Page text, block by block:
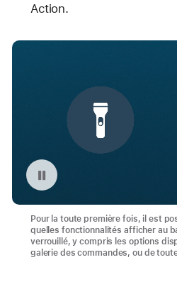
Action.
Mettre en pause la vidéo : Commandes personnalisées sur l’écran verrouillé d’iOS 18
Pour la toute première fois, il est
quelles fonctionnalités afficher au
verrouillé, y compris les options
galerie des commandes, ou de